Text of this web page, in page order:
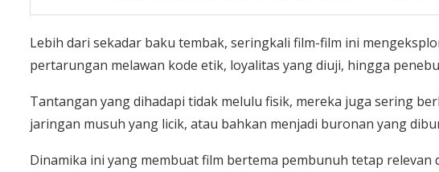
Lebih dari sekadar baku tembak, seringkali film-film ini
pertarungan melawan kode etik, loyalitas yang diuji, hingga
Tantangan yang dihadapi tidak melulu fisik, mereka juga sering
jaringan musuh yang licik, atau bahkan menjadi buronan yang
Dinamika ini yang membuat film bertema pembunuh tetap